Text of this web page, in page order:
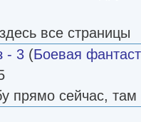
все страницы
- 3 (Боевая
сейчас, там